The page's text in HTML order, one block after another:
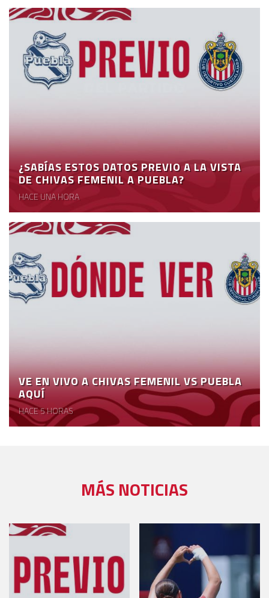
¿SABÍAS ESTOS DATOS PREVIO A LA VISTA
DE CHIVAS FEMENIL A PUEBLA?
HACE UNA HORA
VE EN VIVO A CHIVAS FEMENIL VS PUEBLA
AQUÍ
HACE 5 HORAS
MÁS NOTICIAS